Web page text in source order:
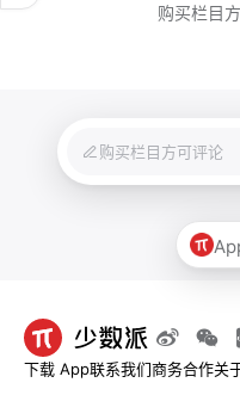
购买栏目
购买栏目方可评论
下载 App联系我们商务合作关